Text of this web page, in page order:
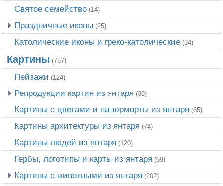
Святое семейство (14)
Праздничные иконы (25)
Католические иконы и греко-католические (34)
Картины (757)
Пейзажи (124)
Репродукции картин из янтаря (38)
Картины с цветами и натюрморты из янтаря (65)
Картины архитектуры из янтаря (74)
Картины людей из янтаря (120)
Гербы, логотипы и карты из янтаря (69)
Картины с животными из янтаря (202)